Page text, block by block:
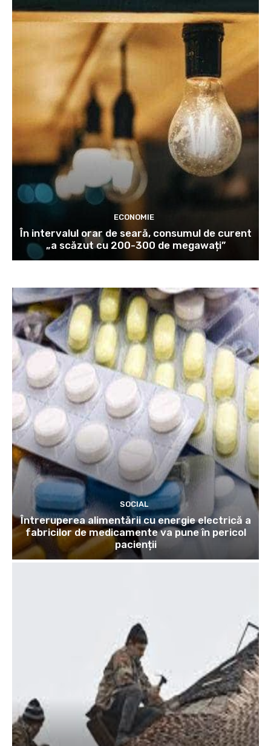
ECONOMIE
În intervalul orar de seară, consumul de curent
„a scăzut cu 200-300 de megawați”
SOCIAL
Întreruperea alimentării cu energie electrică a
fabricilor de medicamente va pune în pericol
pacienții